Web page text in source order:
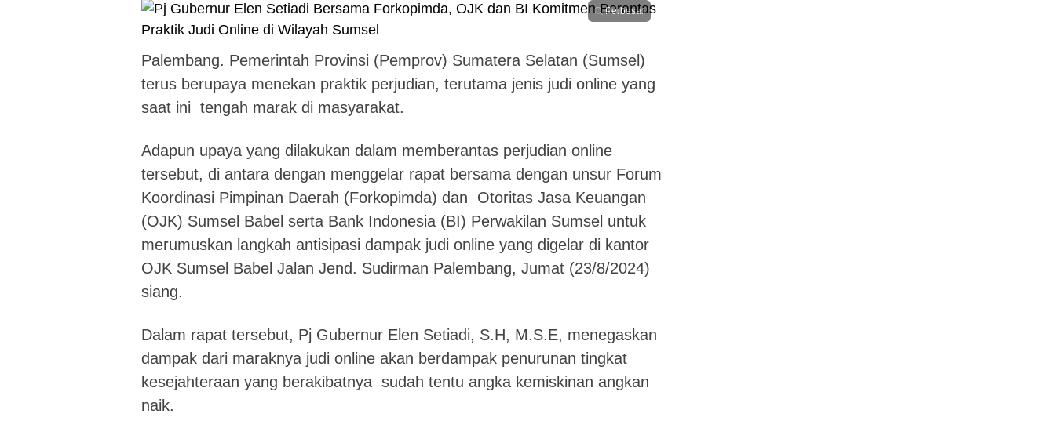
Perbesar
Palembang. Pemerintah Provinsi (Pemprov) Sumatera Selatan (Sumsel)
terus berupaya menekan praktik perjudian, terutama jenis judi online yang
saat ini tengah marak di masyarakat.
Adapun upaya yang dilakukan dalam memberantas perjudian online
tersebut, di antara dengan menggelar rapat bersama dengan unsur Forum
Koordinasi Pimpinan Daerah (Forkopimda) dan Otoritas Jasa Keuangan
(OJK) Sumsel Babel serta Bank Indonesia (BI) Perwakilan Sumsel untuk
merumuskan langkah antisipasi dampak judi online yang digelar di kantor
OJK Sumsel Babel Jalan Jend. Sudirman Palembang, Jumat (23/8/2024)
siang.
Dalam rapat tersebut, Pj Gubernur Elen Setiadi, S.H, M.S.E, menegaskan
dampak dari maraknya judi online akan berdampak penurunan tingkat
kesejahteraan yang berakibatnya sudah tentu angka kemiskinan angkan
naik.